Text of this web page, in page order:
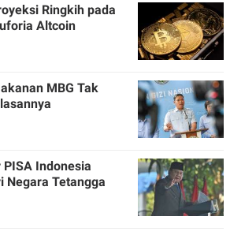
Ringkih pada
Altcoin
MBG Tak
Indonesia
Negara Tetangga